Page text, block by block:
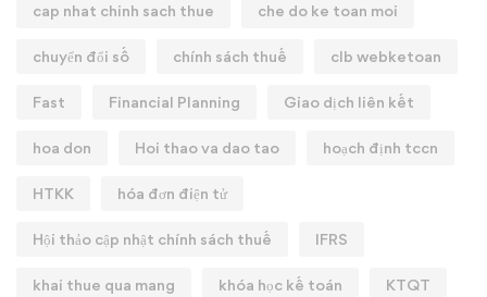
cap nhat chinh sach thue che do ke toan moi
chuyển đổi số chính sách thuế clb webketoan
Fast Financial Planning Giao dịch liên kết
hoa don Hoi thao va dao tao hoạch định tccn
HTKK hóa đơn điện tử
Hội thảo cập nhật chính sách thuế IFRS
khai thue qua mang khóa học kế toán KTQT